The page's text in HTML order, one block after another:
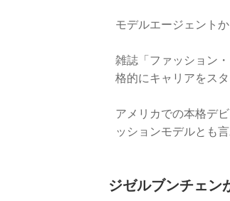
モデルエージェント
雑誌「ファッション
格的にキャリアをスタ
アメリカでの本格デ
ッションモデルとも言
ジゼルブンチェン